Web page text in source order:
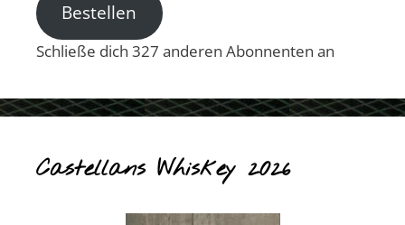
Bestellen
Schließe dich 327 anderen Abonnenten an
Castellans Whiskey 2026